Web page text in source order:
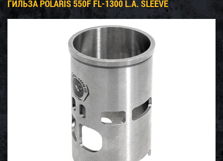
ГИЛЬЗА POLARIS 550F FL-1300 L.A. SLEEVE